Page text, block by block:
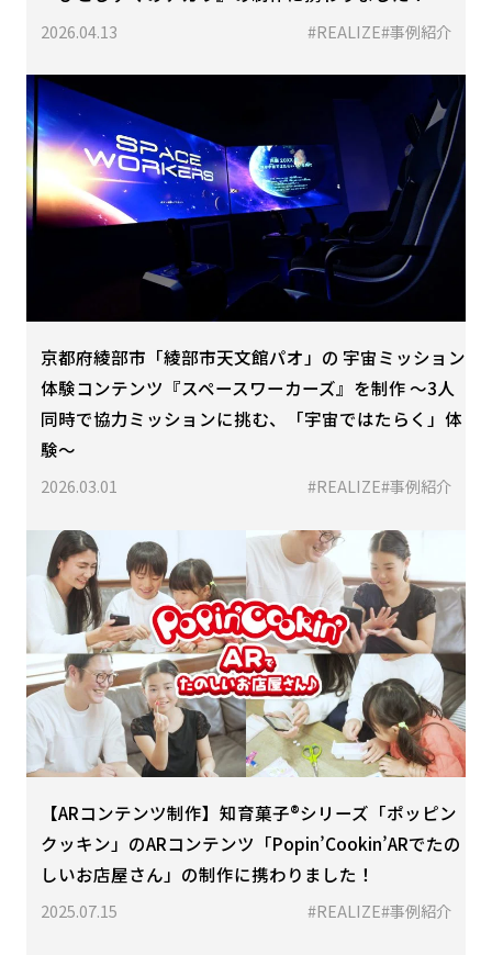
2026.04.13 #REALIZE#事例紹介
京都府綾部市「綾部市天文館パオ」の 宇宙ミッション
体験コンテンツ『スペースワーカーズ』を制作 〜3人
同時で協力ミッションに挑む、「宇宙ではたらく」体
験〜
2026.03.01 #REALIZE#事例紹介
【ARコンテンツ制作】知育菓子®シリーズ「ポッピン
クッキン」のARコンテンツ「Popin’Cookin’ARでたの
しいお店屋さん」の制作に携わりました！
2025.07.15 #REALIZE#事例紹介